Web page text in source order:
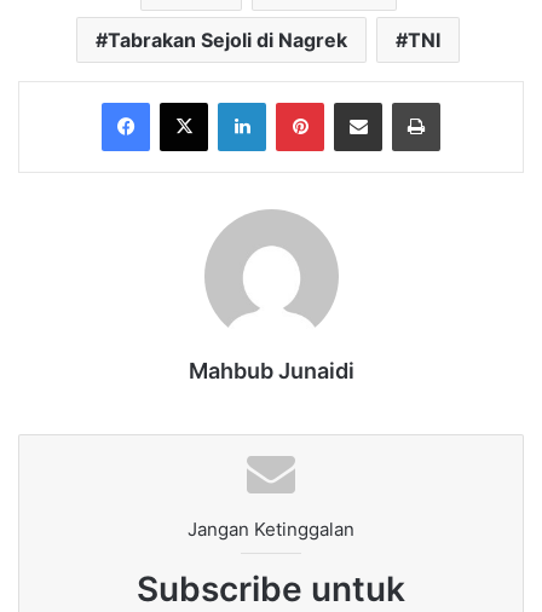
Tabrakan Sejoli di Nagrek TNI
Facebook
X LinkedInPinterestShare via Email Print
Mahbub Junaidi
Jangan Ketinggalan
Subscribe untuk